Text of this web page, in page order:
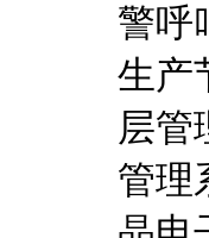
警呼
生产
层管
管理